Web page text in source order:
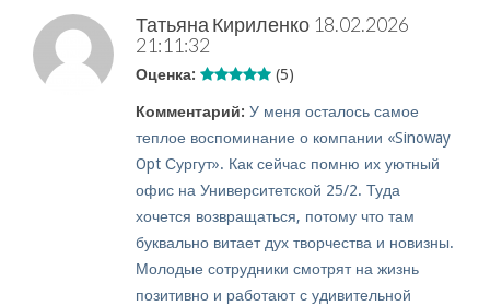
Татьяна Кириленко 18.02.2026
21:11:32
Оценка: (5)
Комментарий: У меня осталось самое
теплое воспоминание о компании «Sinoway
Opt Сургут». Как сейчас помню их уютный
офис на Университетской 25/2. Туда
хочется возвращаться, потому что там
буквально витает дух творчества и новизны.
Молодые сотрудники смотрят на жизнь
позитивно и работают с удивительной